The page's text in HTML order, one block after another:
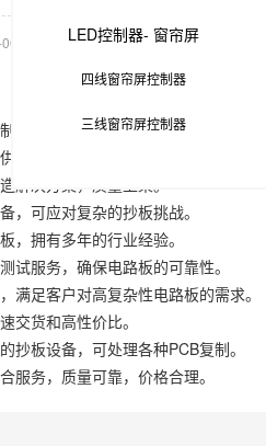
LED控制器- 窗帘屏
四线窗帘屏控制器
三线窗帘屏控制器
17 11:37:58 来源：PCBA
造商，拥有丰富的经验和先进的技术。
快速、可靠的服务。
解决方案，质量上乘。
，可应对复杂的抄板挑战。
，拥有多年的行业经验。
试服务，确保电路板的可靠性。
满足客户对高复杂性电路板的需求。
交货和高性价比。
抄板设备，可处理各种PCB复制。
服务，质量可靠，价格合理。